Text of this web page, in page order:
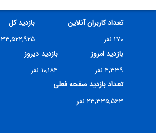
تعداد کاربران آنلاین
۱۷۰ نفر
بازدید کل
۳۳,۵۲۲,۹۲۵ نفر
بازدید امروز
۴,۳۳۹ نفر
بازدید دیروز
۱۰,۱۸۴ نفر
تعداد بازدید صفحه فعلی
۲۳,۳۳۵,۵۶۳ نفر